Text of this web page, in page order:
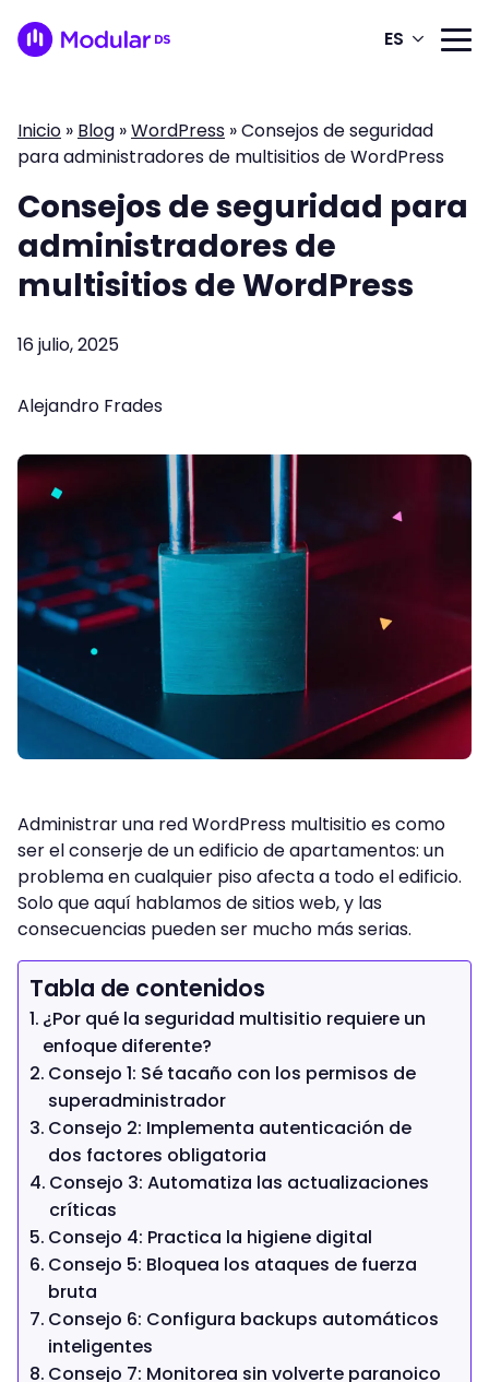
ES
Inicio » Blog »WordPress »Consejos de seguridad
para administradores de multisitios de WordPress
Consejos de seguridad para
administradores de
multisitios de WordPress
16 julio, 2025
Alejandro Frades
Administrar una red WordPress multisitio es como
ser el conserje de un edificio de apartamentos: un
problema en cualquier piso afecta a todo el edificio.
Solo que aquí hablamos de sitios web, y las
consecuencias pueden ser mucho más serias.
Tabla de contenidos
¿Por qué la seguridad multisitio requiere un
enfoque diferente?
Consejo 1: Sé tacaño con los permisos de
superadministrador
Consejo 2: Implementa autenticación de
dos factores obligatoria
Consejo 3: Automatiza las actualizaciones
críticas
Consejo 4: Practica la higiene digital
Consejo 5: Bloquea los ataques de fuerza
bruta
Consejo 6: Configura backups automáticos
inteligentes
Consejo 7: Monitorea sin volverte paranoico